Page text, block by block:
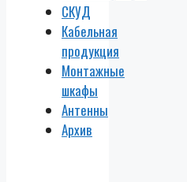
СКУД
Кабельная
продукция
Монтажные
шкафы
Антенны
Архив